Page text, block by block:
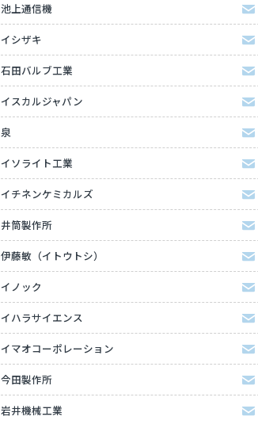
池上通信機
イシザキ
石田バルブ工業
イスカルジャパン
泉
イソライト工業
イチネンケミカルズ
井筒製作所
伊藤敏（イトウトシ）
イノック
イハラサイエンス
イマオコーポレーション
今田製作所
岩井機械工業